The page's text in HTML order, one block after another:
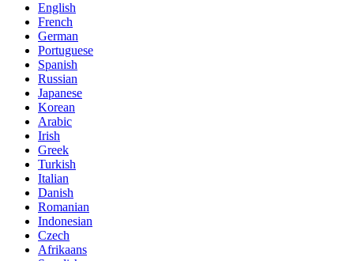
English
French
German
Portuguese
Spanish
Russian
Japanese
Korean
Arabic
Irish
Greek
Turkish
Italian
Danish
Romanian
Indonesian
Czech
Afrikaans